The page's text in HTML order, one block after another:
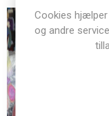
Cookies
og andre